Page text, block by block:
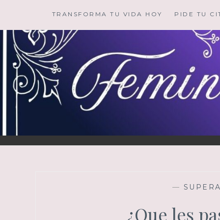
contenido
TRANSFORMA TU VIDA HOY PIDE TU
—
¿Que les